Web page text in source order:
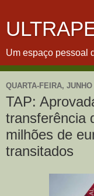
Um espaço pessoal
QUARTA-FEIRA,
TAP:
transferência
milhões de
transitados